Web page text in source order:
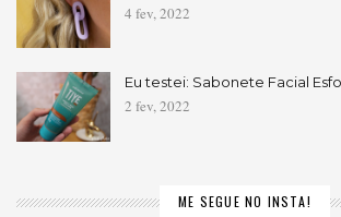
4 fev, 2022
Eu testei: Sabonete Facial
2 fev, 2022
ME SEGUE NO INSTA!